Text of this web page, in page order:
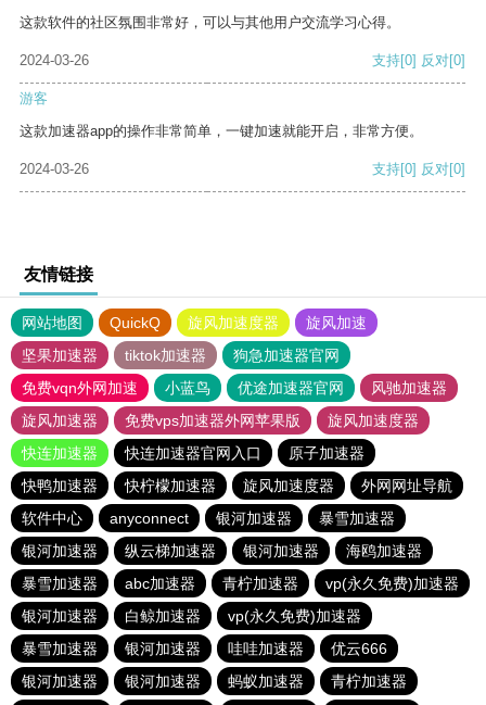
这款软件的社区氛围非常好，可以与其他用户交流学习心得。
2024-03-26 支持[0] 反对[0]
游客
这款加速器app的操作非常简单，一键加速就能开启，非常方便。
2024-03-26 支持[0] 反对[0]
友情链接
网站地图 QuickQ 旋风加速度器
旋风加速
坚果加速器
tiktok加速器
狗急加速器官网
免费vqn外网加速
小蓝鸟 优途加速器官网
风驰加速器
旋风加速器
免费vps加速器外网苹果版
旋风加速度器
快连加速器
快连加速器官网入口
原子加速器
快鸭加速器
快柠檬加速器 旋风加速度器
外网网址导航
软件中心
anyconnect 银河加速器
暴雪加速器
银河加速器
纵云梯加速器 银河加速器
海鸥加速器
暴雪加速器
abc加速器 青柠加速器
vp(永久免费)加速器
银河加速器
白鲸加速器
vp(永久免费)加速器
暴雪加速器
银河加速器 哇哇加速器
优云666
银河加速器
银河加速器 蚂蚁加速器 青柠加速器